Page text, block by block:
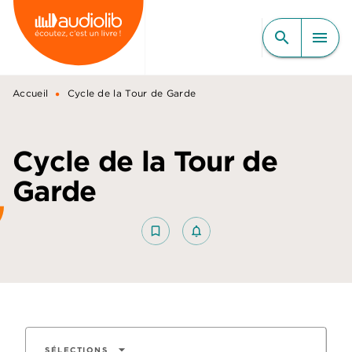
MENU RECHERCHE
CONTENU
PIED DE PAGE
search menu
Accueil • Cycle de la Tour de Garde
Cycle de la Tour de
Garde
bookmark_border notifications_none_outlined